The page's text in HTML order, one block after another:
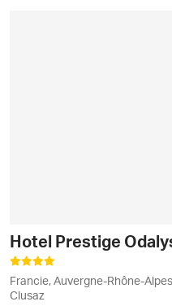
Hotel Prestige
Francie, Auvergne-Rhône-
Clusaz